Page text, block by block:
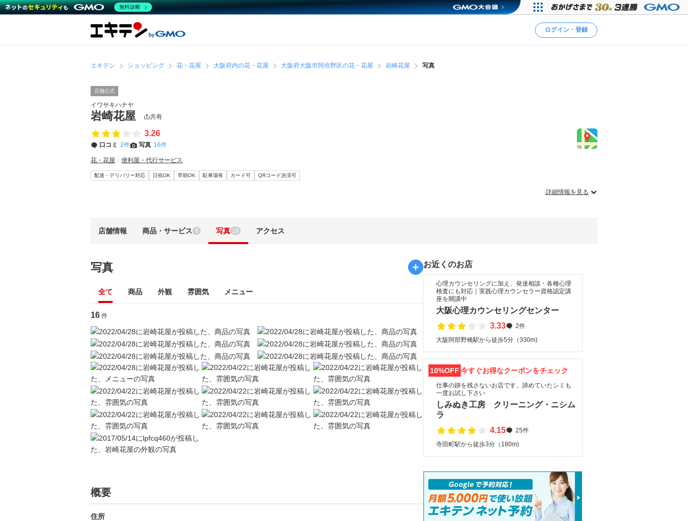
ログイン・登録
エキテン ショッピング 花・花屋 大阪府内の花・花屋 大阪府大阪市阿倍野区の花・花屋 岩崎花屋 写真
店舗公式
イワサキハナヤ
岩崎花屋 共有
3.26
口コミ 2件 写真 16件
花・花屋 便利屋・代行サービス
配達・デリバリー対応 日祝OK 早朝OK 駐車場有 カード可 QRコード決済可
詳細情報を見る
店舗情報 商品・サービス 8 写真 16 アクセス
写真
全て 商品 外観 雰囲気 メニュー
16 件
概要
住所
お近くのお店
心理カウンセリングに加え、発達相談・各種心理
検査にも対応｜実践心理カウンセラー資格認定講
座を開講中
大阪心理カウンセリングセンター
3.33
2件
大阪阿部野橋駅から徒歩5分（330m)
10%OFF 今すぐお得なクーポンをチェック
仕事の跡を残さないお店です。諦めていたシミも
一度お試し下さい
しみぬき工房 クリーニング・ニシム
ラ
4.15
25件
寺田町駅から徒歩3分（180m)
無料診断